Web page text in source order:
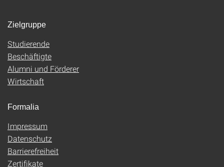
Zielgruppe
Studierende
Beschäftigte
Alumni und Förderer
Wirtschaft
Formalia
Impressum
Datenschutz
Barrierefreiheit
Zertifikate